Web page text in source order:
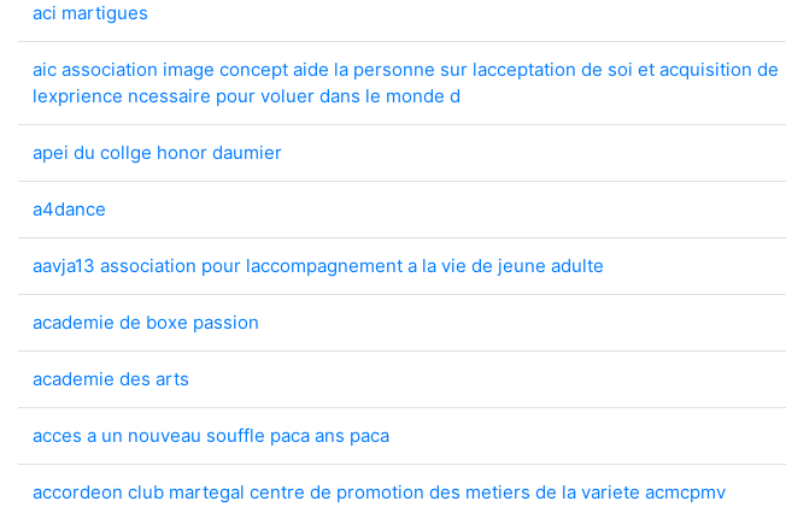
aci martigues
aic association image concept aide la personne sur lacceptation de soi et acquisition de
lexprience ncessaire pour voluer dans le monde d
apei du collge honor daumier
a4dance
aavja13 association pour laccompagnement a la vie de jeune adulte
academie de boxe passion
academie des arts
acces a un nouveau souffle paca ans paca
accordeon club martegal centre de promotion des metiers de la variete acmcpmv